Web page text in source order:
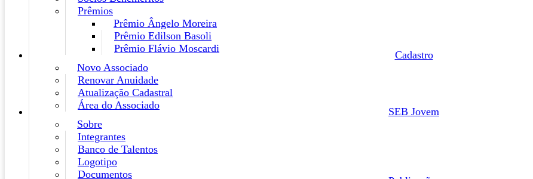
Prêmios
Prêmio Ângelo Moreira
Prêmio Edilson Basoli
Prêmio Flávio Moscardi
Cadastro
Novo Associado
Renovar Anuidade
Atualização Cadastral
Área do Associado
SEB Jovem
Sobre
Integrantes
Banco de Talentos
Logotipo
Documentos